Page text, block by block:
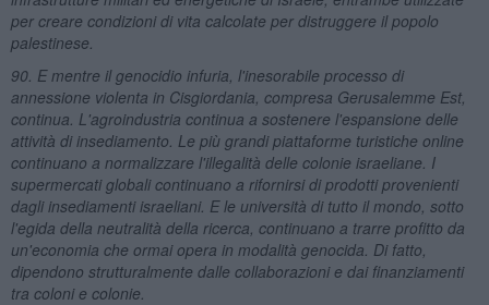
per creare condizioni di vita calcolate per distruggere il popolo
palestinese.
90. E mentre il genocidio infuria, l'inesorabile processo di
annessione violenta in Cisgiordania, compresa Gerusalemme Est,
continua. L'agroindustria continua a sostenere l'espansione delle
attività di insediamento. Le più grandi piattaforme turistiche online
continuano a normalizzare l'illegalità delle colonie israeliane. I
supermercati globali continuano a rifornirsi di prodotti provenienti
dagli insediamenti israeliani. E le università di tutto il mondo, sotto
l'egida della neutralità della ricerca, continuano a trarre profitto da
un'economia che ormai opera in modalità genocida. Di fatto,
dipendono strutturalmente dalle collaborazioni e dai finanziamenti
tra coloni e colonie.